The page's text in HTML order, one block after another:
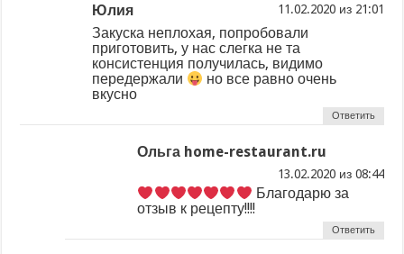
Юлия из
Закуска неплохая, попробовали
приготовить, у нас слегка не та
консистенция получилась, видимо
передержали
но все равно очень
вкусно
Ответить
Ольга home-restaurant.ru
из
Благодарю за
отзыв к рецепту!!!!
Ответить